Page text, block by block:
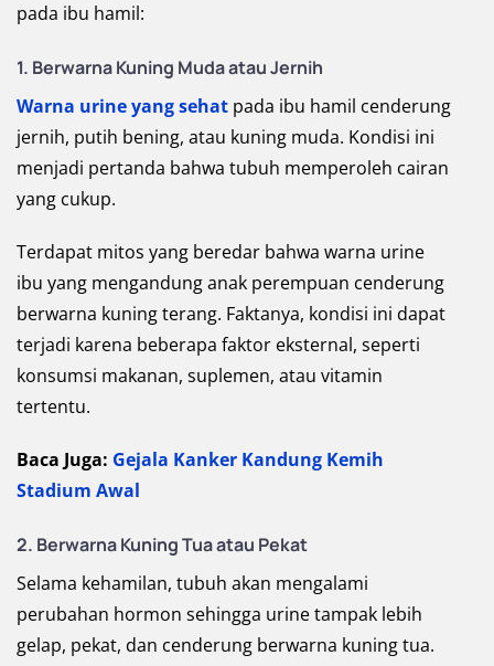
pada ibu hamil:
1. Berwarna Kuning Muda atau Jernih
Warna urine yang sehat pada ibu hamil cenderung
jernih, putih bening, atau kuning muda. Kondisi ini
menjadi pertanda bahwa tubuh memperoleh cairan
yang cukup.
Terdapat mitos yang beredar bahwa warna urine
ibu yang mengandung anak perempuan cenderung
berwarna kuning terang. Faktanya, kondisi ini dapat
terjadi karena beberapa faktor eksternal, seperti
konsumsi makanan, suplemen, atau vitamin
tertentu.
Baca Juga: Gejala Kanker Kandung Kemih
Stadium Awal
2. Berwarna Kuning Tua atau Pekat
Selama kehamilan, tubuh akan mengalami
perubahan hormon sehingga urine tampak lebih
gelap, pekat, dan cenderung berwarna kuning tua.